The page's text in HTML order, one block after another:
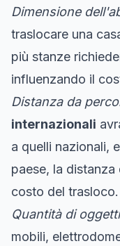
Dimensione
traslocare una
più stanze
influenzando il
Distanza da
internazionali
a quelli nazionali,
paese, la
costo del trasloco.
Quantità di
mobili,